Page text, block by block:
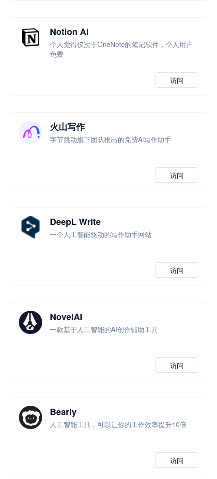
Notion Ai
个人觉得仅次于OneNote的笔记软件，个人用户
免费
访问
火山写作
字节跳动旗下团队推出的免费Al写作助手
访问
DeepL Write
一个人工智能驱动的写作助手网站
访问
NovelAI
一款基于人工智能的AI创作辅助工具
访问
Bearly
人工智能工具，可以让你的工作效率提升10倍
访问